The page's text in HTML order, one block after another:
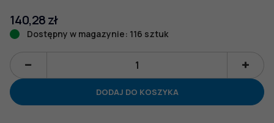
140,28zł
Dostępny w magazynie: 116 sztuk
ilość
chirurgiczna
DODAJ DO KOSZYKA